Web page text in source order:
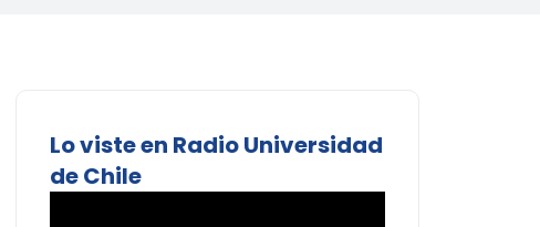
Lo viste en Radio Universidad
de Chile